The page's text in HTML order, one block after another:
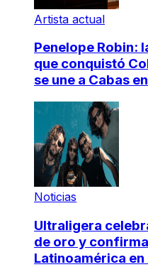
Artista actual
Penelope Robin:
que conquistó
se une a Cabas
Noticias
Ultraligera
de oro y
Latinoamérica